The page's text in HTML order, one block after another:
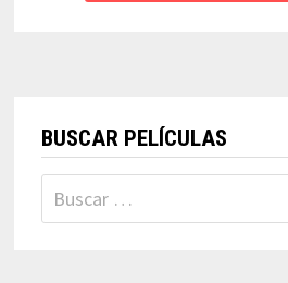
BUSCAR PELÍCULAS
Buscar: